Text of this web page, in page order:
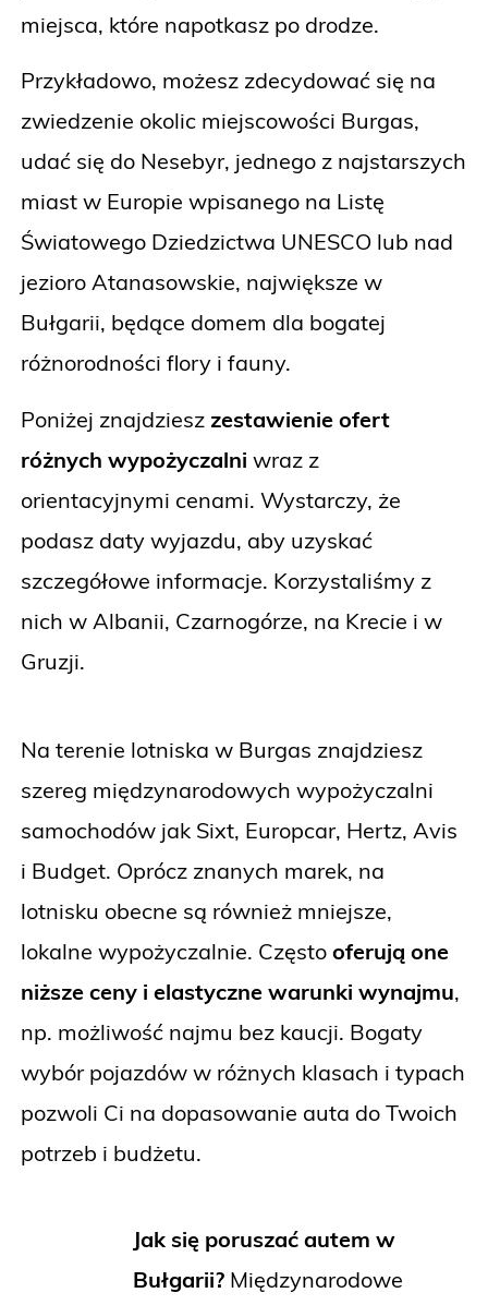
miejsca, które napotkasz po drodze.
Przykładowo, możesz zdecydować się na
zwiedzenie okolic miejscowości Burgas,
udać się do Nesebyr, jednego z najstarszych
miast w Europie wpisanego na Listę
Światowego Dziedzictwa UNESCO lub nad
jezioro Atanasowskie, największe w
Bułgarii, będące domem dla bogatej
różnorodności flory i fauny.
Poniżej znajdziesz zestawienie ofert
różnych wypożyczalni wraz z
orientacyjnymi cenami. Wystarczy, że
podasz daty wyjazdu, aby uzyskać
szczegółowe informacje. Korzystaliśmy z
nich w Albanii, Czarnogórze, na Krecie i w
Gruzji.
Na terenie lotniska w Burgas znajdziesz
szereg międzynarodowych wypożyczalni
samochodów jak Sixt, Europcar, Hertz, Avis
i Budget. Oprócz znanych marek, na
lotnisku obecne są również mniejsze,
lokalne wypożyczalnie. Często oferują one
niższe ceny i elastyczne warunki wynajmu,
np. możliwość najmu bez kaucji. Bogaty
wybór pojazdów w różnych klasach i typach
pozwoli Ci na dopasowanie auta do Twoich
potrzeb i budżetu.
Jak się poruszać autem w
Bułgarii? Międzynarodowe